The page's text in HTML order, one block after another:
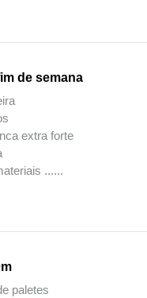
de semana
extra forte
......
paletes